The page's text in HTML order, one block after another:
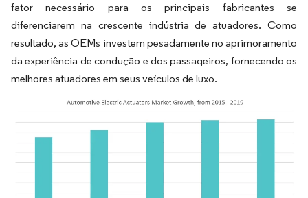
fator necessário para os principais fabricantes se
diferenciarem na crescente indústria de atuadores. Como
resultado, as OEMs investem pesadamente no aprimoramento
da experiência de condução e dos passageiros, fornecendo os
melhores atuadores em seus veículos de luxo.